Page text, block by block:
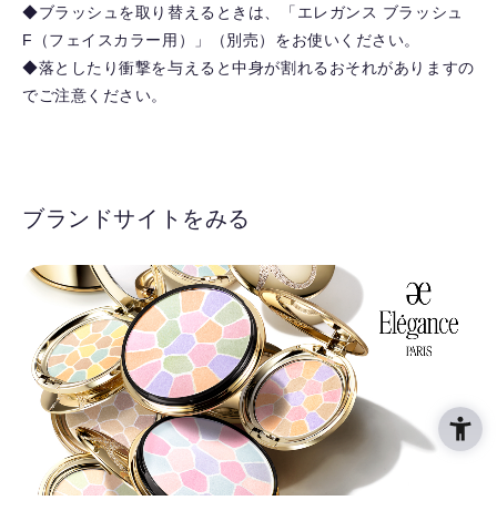
◆ブラッシュを取り替えるときは、「エレガンス ブラッシュ
F（フェイスカラー用）」（別売）をお使いください。
◆落としたり衝撃を与えると中身が割れるおそれがありますの
でご注意ください。
ブランドサイトをみる